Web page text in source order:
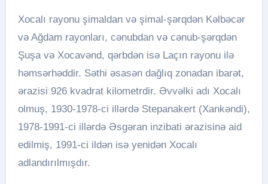
Xocalı rayonu şimaldan və şimal-şərqdən Kəlbəcər
və Ağdam rayonları, cənubdan və cənub-şərqdən
Şuşa və Xocavənd, qərbdən isə Laçın rayonu ilə
həmsərhəddir. Səthi əsasən dağlıq zonadan ibarət,
ərazisi 926 kvadrat kilometrdir. Əvvəlki adı Xocalı
olmuş, 1930-1978-ci illərdə Stepanakert (Xankəndi),
1978-1991-ci illərdə Əsgəran inzibati ərazisinə aid
edilmiş, 1991-ci ildən isə yenidən Xocalı
adlandırılmışdır.